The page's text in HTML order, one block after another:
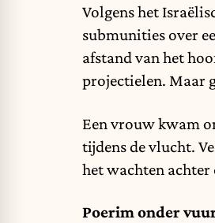
Volgens het
submunities over
afstand van het
projectielen. Maar
Een vrouw kwam
tijdens de vlucht.
het wachten achter
Poerim onder